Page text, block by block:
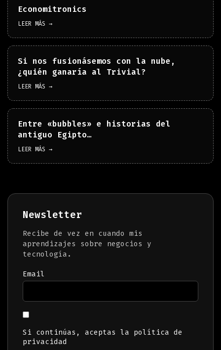
Economitronics
LEER MÁS →
Si nos fusionásemos con la nube,
¿quién ganaría al Trivial?
LEER MÁS →
Entre «bubbles» e historias del
antiguo Egipto…
LEER MÁS →
Newsletter
Recibe de vez en cuando mis
aprendizajes sobre negocios y
tecnología.
Email
Si continúas, aceptas la política de
privacidad